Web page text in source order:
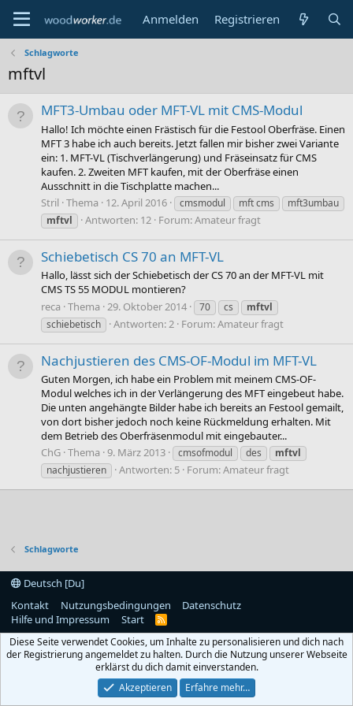
Anmelden Registrieren
Schlagworte
mftvl
MFT3-Umbau oder MFT-VL mit CMS-Modul
Hallo! Ich möchte einen Frästisch für die Festool Oberfräse. Einen
MFT 3 habe ich auch bereits. Jetzt fallen mir bisher zwei Variante
ein: 1. MFT-VL (Tischverlängerung) und Fräseinsatz für CMS
kaufen. 2. Zweiten MFT kaufen, mit der Oberfräse einen
Ausschnitt in die Tischplatte machen...
Stril Thema 12. April 2016 cmsmodul mft cms
mft3umbau
mftvl
Antworten: 12 Forum:Amateur fragt
Schiebetisch CS 70 an MFT-VL
Hallo, lässt sich der Schiebetisch der CS 70 an der MFT-VL mit
CMS TS 55 MODUL montieren?
reca Thema 29. Oktober 2014 70 cs
mftvl
schiebetisch
Antworten: 2 Forum:Amateur fragt
Nachjustieren des CMS-OF-Modul im MFT-VL
Guten Morgen, ich habe ein Problem mit meinem CMS-OF-
Modul welches ich in der Verlängerung des MFT eingebeut habe.
Die unten angehängte Bilder habe ich bereits an Festool gemailt,
von dort bisher jedoch noch keine Rückmeldung erhalten. Mit
dem Betrieb des Oberfräsenmodul mit eingebauter...
ChG Thema 9. März 2013 cmsofmodul des
mftvl
nachjustieren
Antworten: 5 Forum:Amateur fragt
Schlagworte
Deutsch [Du]
Kontakt
Nutzungsbedingungen
Datenschutz
Hilfe und Impressum
Start
R
S
Diese Seite verwendet Cookies, um Inhalte zu personalisieren und dich nach
der Registrierung angemeldet zu halten. Durch die Nutzung unserer Webseite
erklärst du dich damit einverstanden.
Akzeptieren
Erfahre mehr…